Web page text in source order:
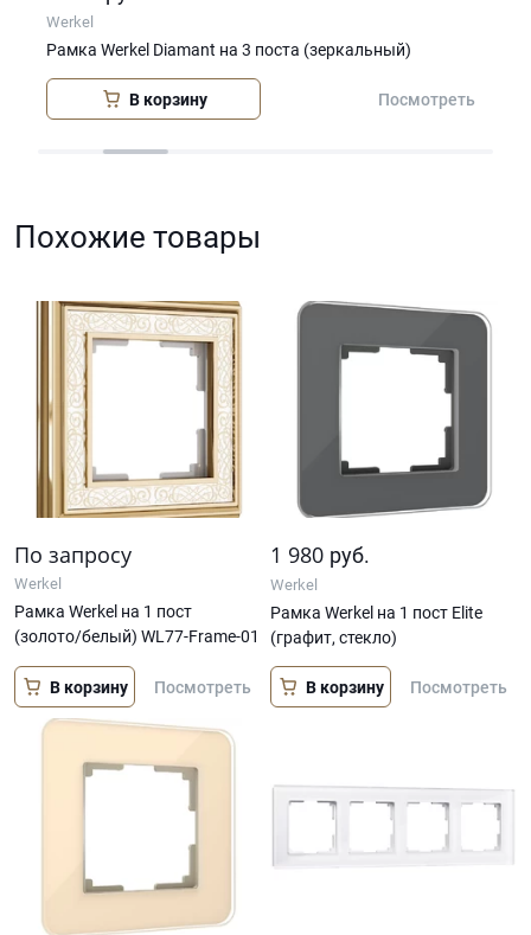
Werkel
Рамка Werkel Diamant на 3 поста (зеркальный)
В корзину Посмотреть
Похожие товары
По запросу
Werkel
Рамка Werkel на 1 пост
(золото/белый) WL77-Frame-01
В корзину Посмотреть
1 980 руб.
Werkel
Рамка Werkel на 1 пост Elite
(графит, стекло)
В корзину Посмотреть